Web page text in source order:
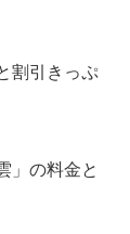
割引きっぷ
」の料金と